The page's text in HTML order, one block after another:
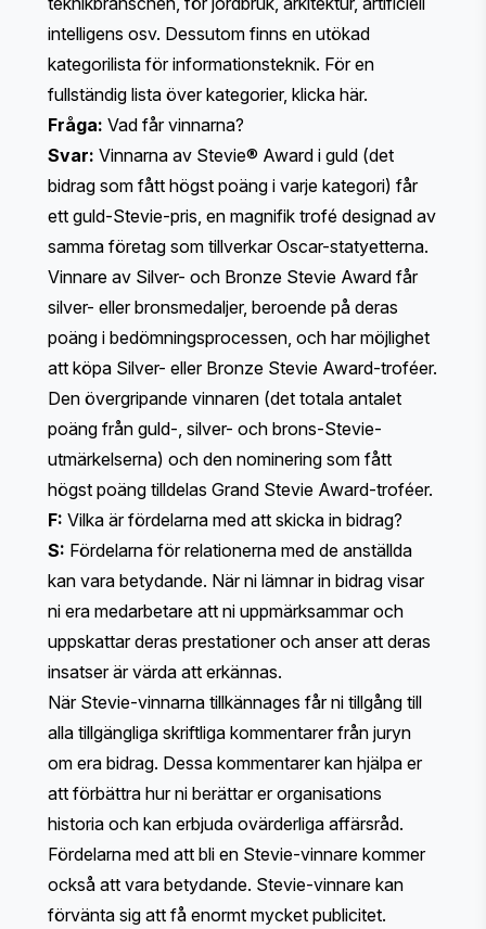
intelligens osv. Dessutom finns en utökad
kategorilista för informationsteknik. För en
fullständig lista över kategorier, klicka här.
Fråga: Vad får vinnarna?
Svar: Vinnarna av Stevie® Award i guld (det
bidrag som fått högst poäng i varje kategori) får
ett guld-Stevie-pris, en magnifik trofé designad av
samma företag som tillverkar Oscar-statyetterna.
Vinnare av Silver- och Bronze Stevie Award får
silver- eller bronsmedaljer, beroende på deras
poäng i bedömningsprocessen, och har möjlighet
att köpa Silver- eller Bronze Stevie Award-troféer.
Den övergripande vinnaren (det totala antalet
poäng från guld-, silver- och brons-Stevie-
utmärkelserna) och den nominering som fått
högst poäng tilldelas Grand Stevie Award-troféer.
F: Vilka är fördelarna med att skicka in bidrag?
S: Fördelarna för relationerna med de anställda
kan vara betydande. När ni lämnar in bidrag visar
ni era medarbetare att ni uppmärksammar och
uppskattar deras prestationer och anser att deras
insatser är värda att erkännas.
När Stevie-vinnarna tillkännages får ni tillgång till
alla tillgängliga skriftliga kommentarer från juryn
om era bidrag. Dessa kommentarer kan hjälpa er
att förbättra hur ni berättar er organisations
historia och kan erbjuda ovärderliga affärsråd.
Fördelarna med att bli en Stevie-vinnare kommer
också att vara betydande. Stevie-vinnare kan
förvänta sig att få enormt mycket publicitet.